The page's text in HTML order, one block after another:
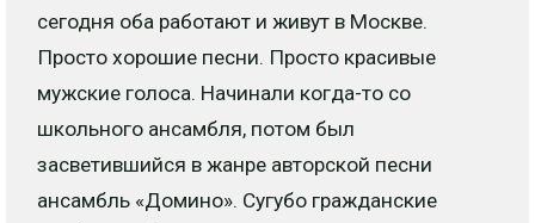
сегодня оба работают и живут в Москве.
Просто хорошие песни. Просто красивые
мужские голоса. Начинали когда-то со
школьного ансамбля, потом был
засветившийся в жанре авторской песни
ансамбль «Домино». Сугубо гражданские